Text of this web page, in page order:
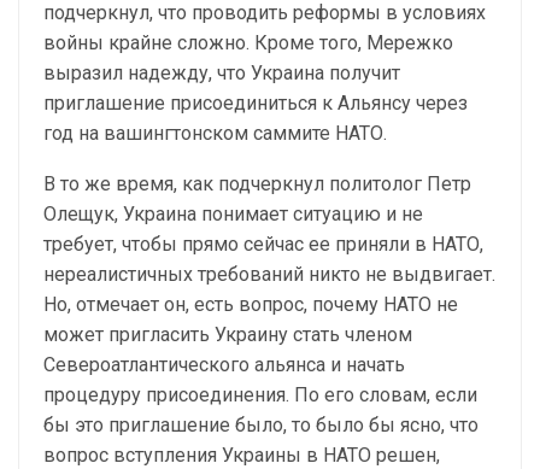
подчеркнул, что проводить реформы в условиях
войны крайне сложно. Кроме того, Мережко
выразил надежду, что Украина получит
приглашение присоединиться к Альянсу через
год на вашингтонском саммите НАТО.
В то же время, как подчеркнул политолог Петр
Олещук, Украина понимает ситуацию и не
требует, чтобы прямо сейчас ее приняли в НАТО,
нереалистичных требований никто не выдвигает.
Но, отмечает он, есть вопрос, почему НАТО не
может пригласить Украину стать членом
Североатлантического альянса и начать
процедуру присоединения. По его словам, если
бы это приглашение было, то было бы ясно, что
вопрос вступления Украины в НАТО решен,